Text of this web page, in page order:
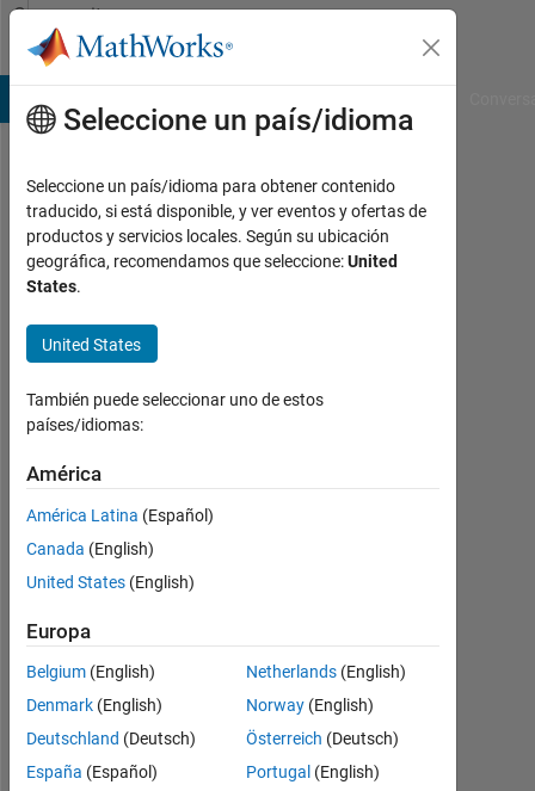
Saltar al contenido
Community
Profile
Leo
Last
seen:
más
de 1
año
Followers:
3
Follow
Programming
Python,
C++,
MATLAB
Seleccione un país/idioma
Seleccione un país/idioma para obtener contenido
traducido, si está disponible, y ver eventos y ofertas de
productos y servicios locales. Según su ubicación
geográfica, recomendamos que seleccione:United
States.
United States
También puede seleccionar uno de estos
países/idiomas:
América
América Latina (Español)
Canada (English)
United States (English)
Europa
Belgium (English)
Denmark (English)
Deutschland (Deutsch)
España (Español)
Netherlands(English)
Norway(English)
Österreich (Deutsch)
Portugal (English)